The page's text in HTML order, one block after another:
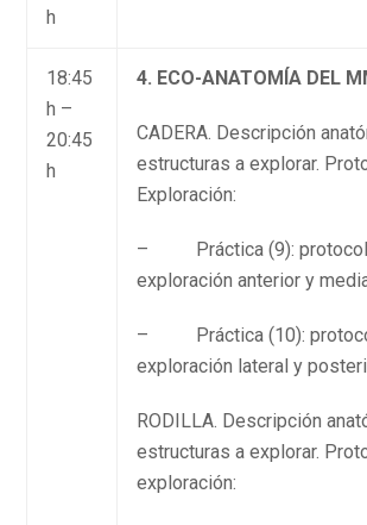
h
18:45
h –
20:45
h
4. ECO-ANATOMÍA DEL
CADERA. Descripción
estructuras a explorar.
Exploración:
– Práctica (9):
exploración anterior y
– Práctica (10):
exploración lateral y
RODILLA. Descripción
estructuras a explorar.
exploración: